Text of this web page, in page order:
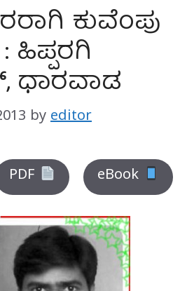
ಕುವೆಂಪು
ಹಿಪ್ಪರಗಿ
ಧಾರವಾಡ
by editor
PDF eBook